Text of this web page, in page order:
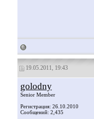
19.05.2011, 19:43
golodny
Senior Member
Регистрация: 26.10.2010
Сообщений: 2,435